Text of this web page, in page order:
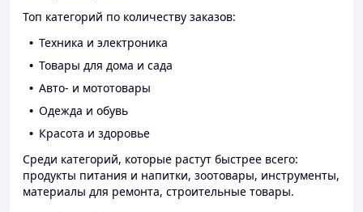
Топ категорий по количеству заказов:
Техника и электроника
Товары для дома и сада
Авто- и мототовары
Одежда и обувь
Красота и здоровье
Среди категорий, которые растут быстрее всего:
продукты питания и напитки, зоотовары, инструменты,
материалы для ремонта, строительные товары.